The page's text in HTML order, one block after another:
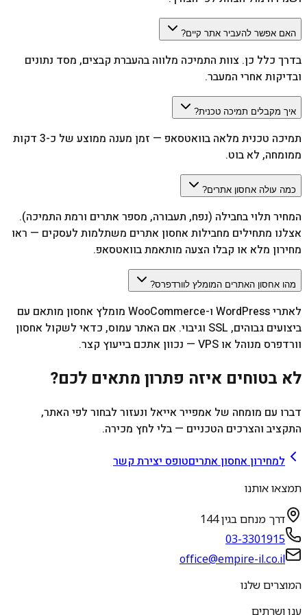
האם אפשר להעביר אתר קיים?
בדרך כלל כן. צוות התמיכה מלווה בהעברת קבצים, מסד נתונים
ובדיקות אחרי המעבר.
איך מקבלים תמיכה טכנית?
תמיכה טכנית מלאה בוואטסאפ — זמן מענה ממוצע של כ-3 דקות
ממומחה, לא בוט.
כמה עולה אחסון אתרים?
המחיר תלוי בחבילה (נפח, תעבורה, מספר אתרים ורמת התמיכה).
אצלנו מתחילים מחבילות אחסון אתרים משתלמות לעסקים — ראו
מחירון מלא או קבלו הצעה מותאמת בוואטסאפ.
מהו אחסון האתרים המומלץ לוורדפרס?
לאתרי WordPress ו-WooCommerce מומלץ אחסון מותאם עם
ביצועים גבוהים, SSL וגיבוי. אם האתר עמוס, כדאי לשקול אחסון
וורדפרס מנוהל או VPS — נכוון אתכם בייעוץ קצר.
לא בטוחים איזה פתרון מתאים לכם?
דברו עם מומחה של אמפייר אייאל ונעזור לבחור לפי האתר,
התקציב והצרכים הטכניים — בלי לחץ מכירה.
למחירון אחסון אתריםטופס יצירת קשר
תמצאו אותנו
דרך מנחם בגין 144
03-3301915
office@empire-il.co.il
המוצרים שלנו
ענן ושרתים